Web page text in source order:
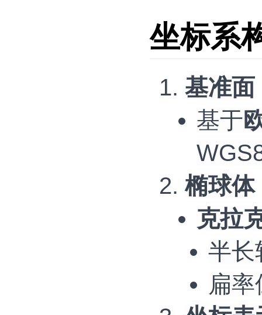
坐标系
基准面
基于
椭球体
克拉
半长
扁